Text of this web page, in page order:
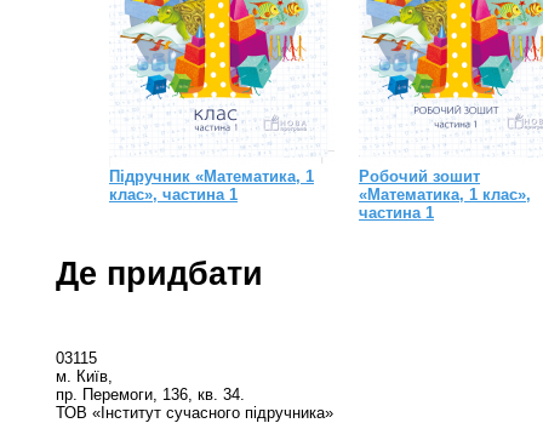
Підручник «Математика, 1
клас», частина 1
Робочий зошит
«Математика, 1 клас»,
частина 1
Де придбати
03115
м. Київ,
пр. Перемоги, 136, кв. 34.
ТОВ «Інститут сучасного підручника»